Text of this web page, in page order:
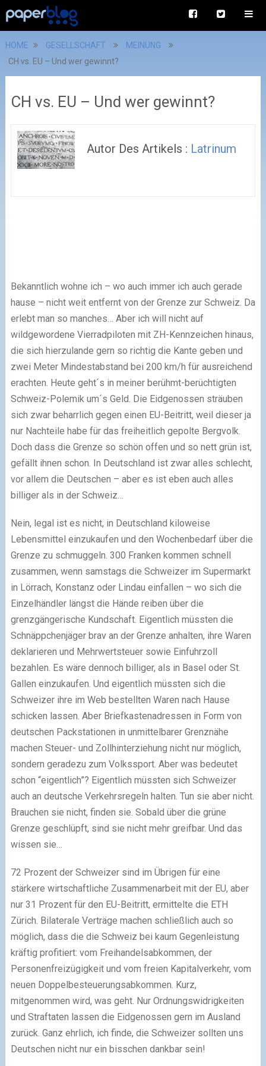
HOME GESELLSCHAFT
MEINUNG
CH vs. EU – Und wer gewinnt?
CH vs. EU – Und wer gewinnt?
Autor Des Artikels : Latrinum
Bekanntlich wohne ich – wo auch immer ich auch gerade
hause – nicht weit entfernt von der Grenze zur Schweiz. Da
erlebt man so manches… Aber ich will nicht auf
wildgewordene Vierradpiloten mit ZH-Kennzeichen hinaus,
die sich hierzulande gern so richtig die Kante geben und
zwei Meter Mindestabstand bei 200 km/h für ausreichend
erachten. Heute geht´s in meiner berühmt-berüchtigten
Schweiz-Polemik um´s Geld. Die Eidgenossen sträuben
sich zwar beharrlich gegen einen EU-Beitritt, weil dieser ja
nur Nachteile habe für das freiheitlich gepolte Bergvolk.
Doch dass die Grenze so schön offen und so nett grün ist,
gefällt ihnen schon. In Deutschland ist zwar alles schlecht,
vor allem die Deutschen – aber es ist eben auch alles
billiger als in der Schweiz…
Nein, legal ist es nicht, in Deutschland kiloweise
Lebensmittel einzukaufen und den Wochenbedarf über die
Grenze zu schmuggeln. 300 Franken kommen schnell
zusammen, wenn samstags die Schweizer im Supermarkt
in Lörrach, Konstanz oder Lindau einfallen – wo sich die
Einzelhändler längst die Hände reiben über die
grenzgängerische Kundschaft. Eigentlich müssten die
Schnäppchenjäger brav an der Grenze anhalten, ihre Waren
deklarieren und Mehrwertsteuer sowie Einfuhrzoll
bezahlen. Es wäre dennoch billiger, als in Basel oder St.
Gallen einzukaufen. Und eigentlich müssten sich die
Schweizer ihre im Web bestellten Waren nach Hause
schicken lassen. Aber Briefkastenadressen in Form von
deutschen Packstationen in unmittelbarer Grenznähe
machen Steuer- und Zollhinterziehung nicht nur möglich,
sondern geradezu zum Volkssport. Aber was bedeutet
schon “eigentlich”? Eigentlich müssten sich Schweizer
auch an deutsche Verkehrsregeln halten. Tun sie aber nicht.
Brauchen sie nicht, finden sie. Sobald über die grüne
Grenze geschlüpft, sind sie nicht mehr greifbar. Und das
wissen sie…
72 Prozent der Schweizer sind im Übrigen für eine
stärkere wirtschaftliche Zusammenarbeit mit der EU, aber
nur 31 Prozent für den EU-Beitritt, ermittelte die ETH
Zürich. Bilaterale Verträge machen schließlich auch so
möglich, dass die die Schweiz bei kaum Gegenleistung
kräftig profitiert: vom Freihandelsabkommen, der
Personenfreizügigkeit und vom freien Kapitalverkehr, vom
neuen Doppelbesteuerungsabkommen. Kurz,
mitgenommen wird, was geht. Nur Ordnungswidrigkeiten
und Straftaten lassen die Eidgenossen gern im Ausland
zurück. Ganz ehrlich, ich finde, die Schweizer sollten uns
Deutschen nicht nur ein bisschen dankbar sein!